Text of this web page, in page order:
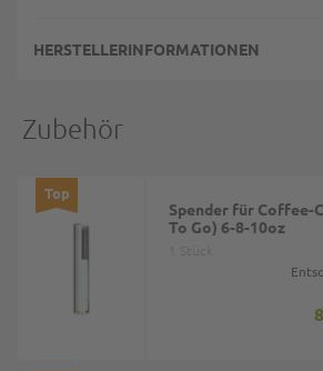
HERSTELLERINFORMATIONEN
Zubehör
Top
Spender für Coffee-
To Go) 6-8-10oz